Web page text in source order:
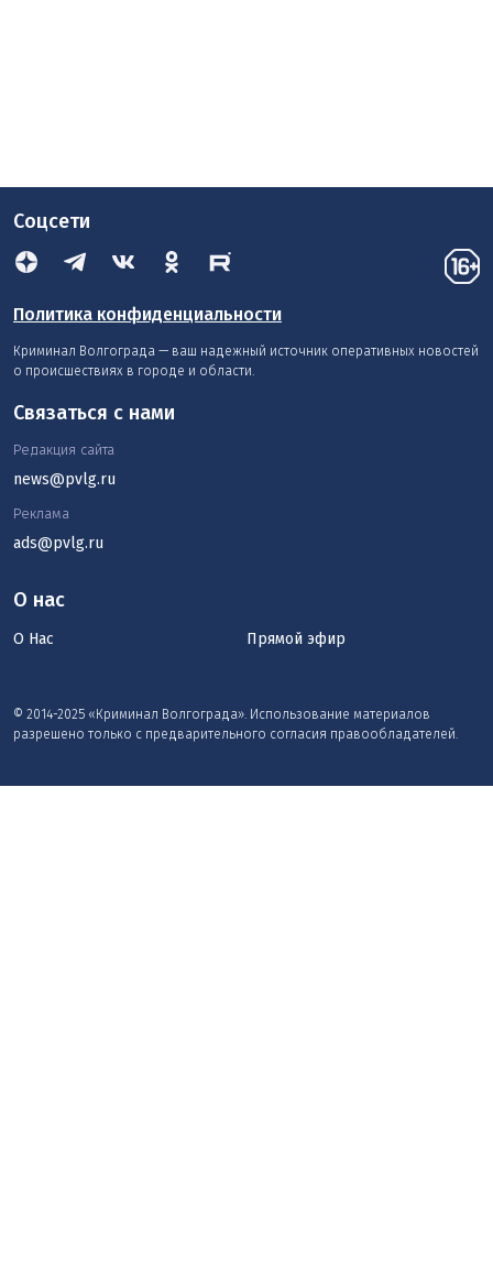
Соцсети
Политика конфиденциальности
Криминал Волгограда — ваш надежный источник оперативных новостей
о происшествиях в городе и области.
О нас
О Нас Прямой эфир
© 2014-2025 «Криминал Волгограда». Использование материалов
разрешено только с предварительного согласия правообладателей.
Связаться с нами
Редакция сайта
news@pvlg.ru
Реклама
ads@pvlg.ru